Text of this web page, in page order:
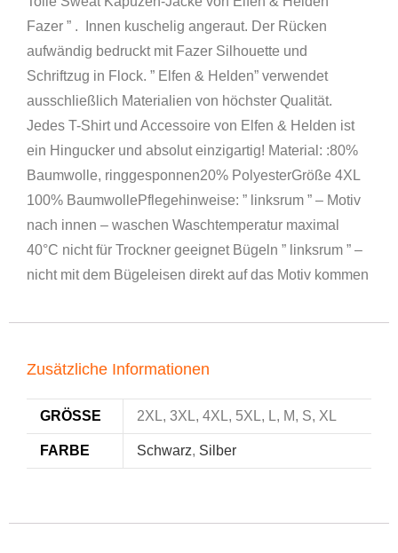
Fazer ” . Innen kuschelig angeraut. Der Rücken
aufwändig bedruckt mit Fazer Silhouette und
Schriftzug in Flock. ” Elfen & Helden” verwendet
ausschließlich Materialien von höchster Qualität.
Jedes T-Shirt und Accessoire von Elfen & Helden ist
ein Hingucker und absolut einzigartig! Material: :80%
Baumwolle, ringgesponnen20% PolyesterGröße 4XL
100% BaumwollePflegehinweise: ” linksrum ” – Motiv
nach innen – waschen Waschtemperatur maximal
40°C nicht für Trockner geeignet Bügeln ” linksrum ” –
nicht mit dem Bügeleisen direkt auf das Motiv kommen
Zusätzliche Informationen
GRÖSSE 2XL, 3XL, 4XL, 5XL, L, M, S, XL
FARBE Schwarz, Silber